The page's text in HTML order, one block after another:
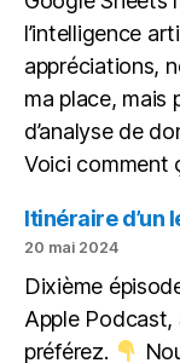
l’intelligence
appréciations,
ma place, mais
d’analyse de
Voici comment
Itinéraire d’un
20 mai 2024
Dixième
Apple Podcast,
préférez.